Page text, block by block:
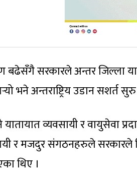
बढेसँगै सरकारले अन्तर जिल्ला
भने अन्तराष्ट्रिय उडान सशर्त सुरु
व्यवसायी र वायुसेवा
र मजदुर संगठनहरुले
थिए ।